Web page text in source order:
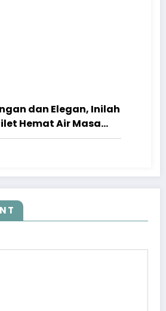
dan Elegan, Inilah
Hemat Air Masa